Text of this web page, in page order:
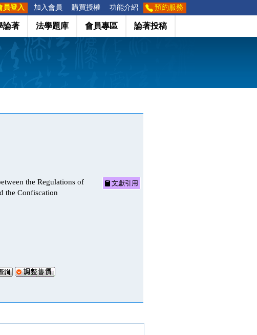
員登入 加入會員 購買授權 功能介紹 預約服務
論著 法學題庫 會員專區 論著投稿
the Regulations of
the Confiscation
文獻引用